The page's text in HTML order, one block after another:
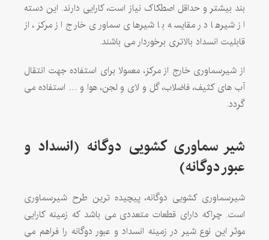
بند بیشتر و حداقل اصطکاک نیاز است، کارایی دارند. این دسته
از شیرها در مقایسه با شیرهای سماوری خارج از مرکز، از
قابلیت انسداد بالاتری برخوردار می باشند.
از شیرسماوری خارج از مرکز، معمولا برای استفاده جهت انتقال
آب های کثیف، فاضلاب، گل و لای و لجن، هوا و … استفاده می
گردد.
شیر سماوری کشویی دوگانه (انسداد و
عبور دوگانه)
شیرسماوری کشویی دوگانه، پیچیده ترین طرح شیرسماوری
است. چراکه دارای قطعات متعددی می باشد که زمینه کارایی
موثر این نوع شیر در زمینه انسداد و عبور دوگانه را فراهم می